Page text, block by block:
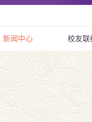
新闻中心 校友联